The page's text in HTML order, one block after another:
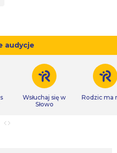
audycje
Wsłuchaj się w
Słowo
Rodzic ma